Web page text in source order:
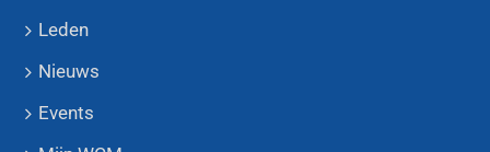
Leden
Nieuws
Events